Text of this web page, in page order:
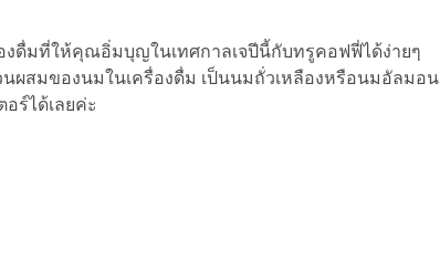
ดื่มที่ให้คุณอิ่มบุญในเทศกาลเจปีนี้กับทรูคอฟฟี่ได้ง่ายๆ
นผสมของนมในเครื่องดื่ม เป็นนมถั่วเหลืองหรือนมอัลมอน
ร์ได้เลยค่ะ